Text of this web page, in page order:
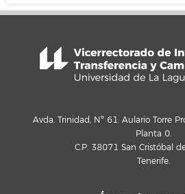
Avda. Trinidad, Nº 61. Aulario Torre
Planta 0.
C.P. 38071 San Cristóbal
Tenerife.